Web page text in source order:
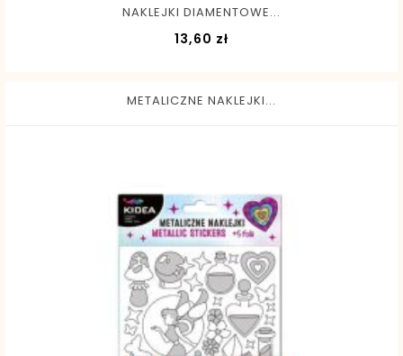
NAKLEJKI DIAMENTOWE...
13,60 złCena
METALICZNE NAKLEJKI...